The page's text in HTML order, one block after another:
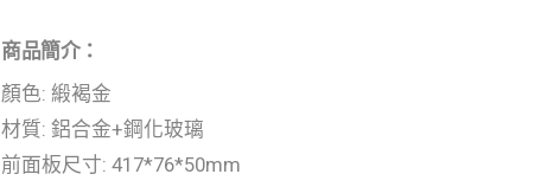
商品簡介：
顏色: 緞褐金
材質: 鋁合金+鋼化玻璃
前面板尺寸: 417*76*50mm